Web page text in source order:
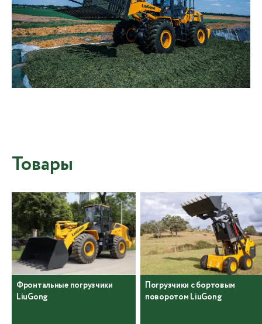
Товары
Фронтальные погрузчики
LiuGong
Погрузчики с бортовым
поворотом LiuGong